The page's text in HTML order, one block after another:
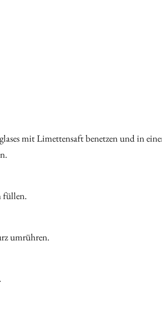
mit Limettensaft benetzen und in
füllen.
umrühren.